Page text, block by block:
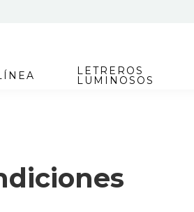
LETREROS
LUMINOSOS